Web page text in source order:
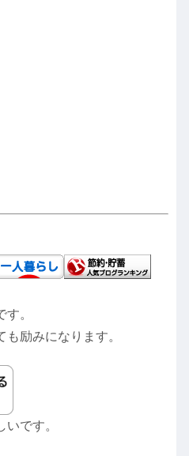
。
励みになります。
です。